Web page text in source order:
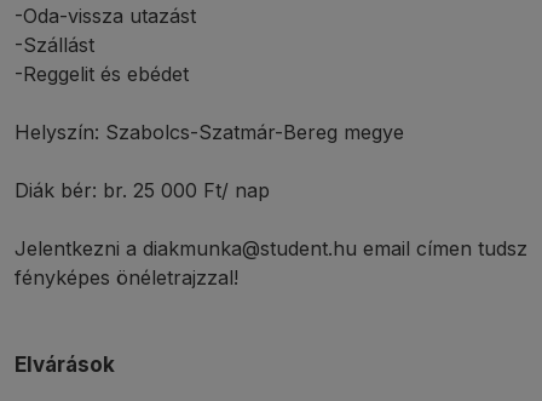
-Oda-vissza utazást
-Szállást
-Reggelit és ebédet
Helyszín: Szabolcs-Szatmár-Bereg megye
Diák bér: br. 25 000 Ft/ nap
Jelentkezni a diakmunka@student.hu email címen tudsz
fényképes önéletrajzzal!
Elvárások